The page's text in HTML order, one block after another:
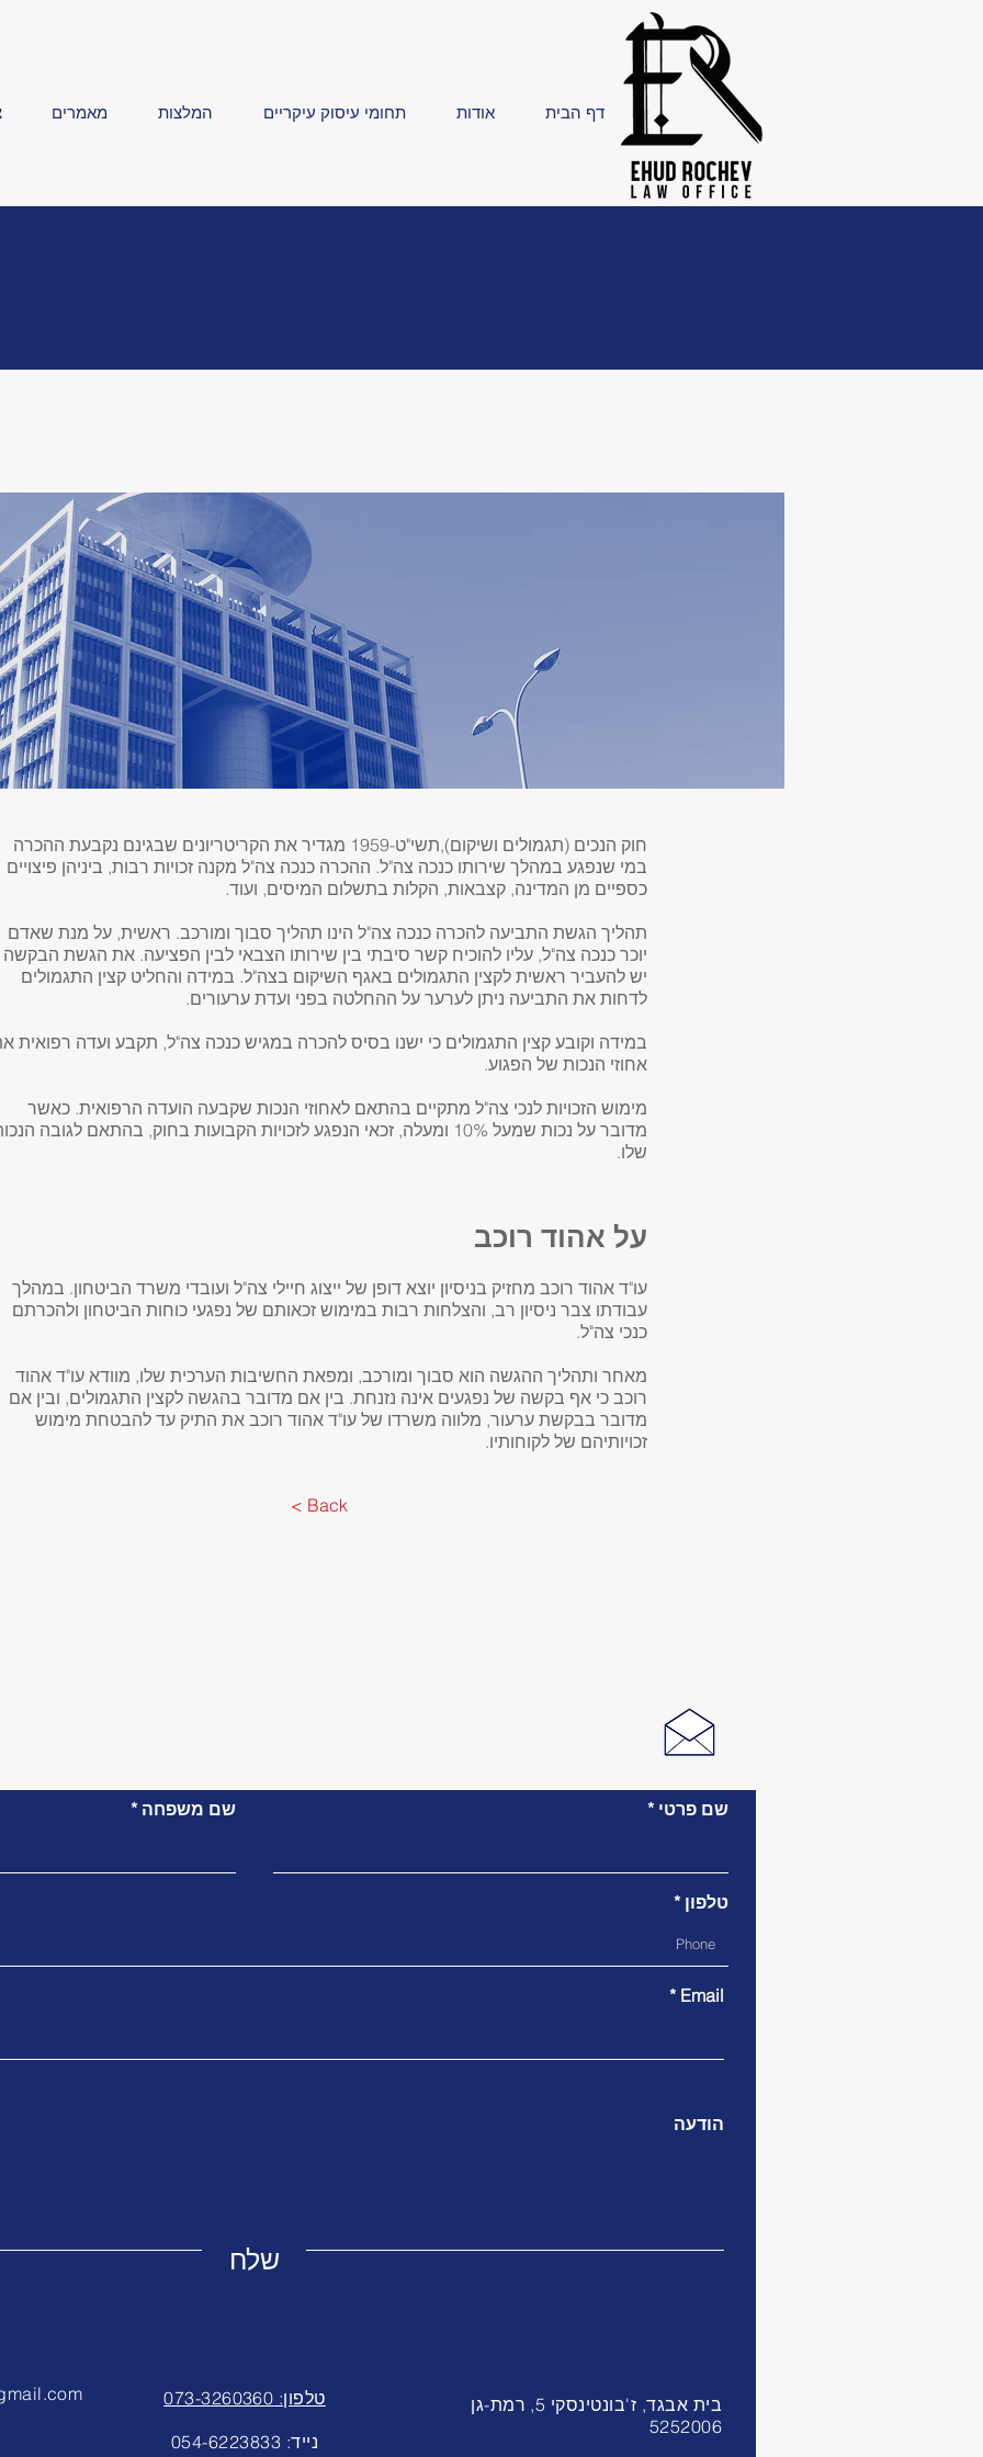
דף הבית אודות תחומי עיסוק עיקריים המלצות מאמרים
משרד הביטחון
חוק הנכים (תגמולים ושיקום),תשי"ט-1959 מגדיר את הקריטריונים שבגינם נקבעת ההכרה
במי שנפגע במהלך שירותו כנכה צה"ל. ההכרה כנכה צה"ל מקנה זכויות רבות, ביניהן פיצויים
כספיים מן המדינה, קצבאות, הקלות בתשלום המיסים, ועוד.
תהליך הגשת התביעה להכרה כנכה צה"ל הינו תהליך סבוך ומורכב. ראשית, על מנת שאדם
יוכר כנכה צה"ל, עליו להוכיח קשר סיבתי בין שירותו הצבאי לבין הפציעה. את הגשת הבקשה
יש להעביר ראשית לקצין התגמולים באגף השיקום בצה"ל. במידה והחליט קצין התגמולים
לדחות את התביעה ניתן לערער על ההחלטה בפני ועדת ערעורים.
במידה וקובע קצין התגמולים כי ישנו בסיס להכרה במגיש כנכה צה"ל, תקבע ועדה רפואית
אחוזי הנכות של הפגוע.
מימוש הזכויות לנכי צה"ל מתקיים בהתאם לאחוזי הנכות שקבעה הועדה הרפואית. כאשר
מדובר על נכות שמעל 10% ומעלה, זכאי הנפגע לזכויות הקבועות בחוק, בהתאם לגובה
שלו.
על אהוד רוכב
עו"ד אהוד רוכב מחזיק בניסיון יוצא דופן של ייצוג חיילי צה"ל ועובדי משרד הביטחון. במהלך
עבודתו צבר ניסיון רב, והצלחות רבות במימוש זכאותם של נפגעי כוחות הביטחון ולהכרתם
כנכי צה"ל.
מאחר ותהליך ההגשה הוא סבוך ומורכב, ומפאת החשיבות הערכית שלו, מוודא עו"ד אהוד
רוכב כי אף בקשה של נפגעים אינה נזנחת. בין אם מדובר בהגשה לקצין התגמולים, ובין אם
מדובר בבקשת ערעור, מלווה משרדו של עו"ד אהוד רוכב את התיק עד להבטחת מימוש
זכויותיהם של לקוחותיו.
< Back
שם משפחה שם פרטי
טלפון
Email
הודעה
שלח
טלפון: 073-3260360
נייד: 054-6223833
בית אבגד, ז'בונטינסקי 5, רמת-גן
5252006